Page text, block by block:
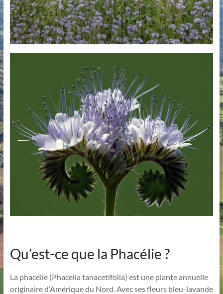
Qu’est-ce que la Phacélie ?
La phacélie (Phacelia tanacetifolia) est une plante annuelle
originaire d’Amérique du Nord. Avec ses fleurs bleu-lavande